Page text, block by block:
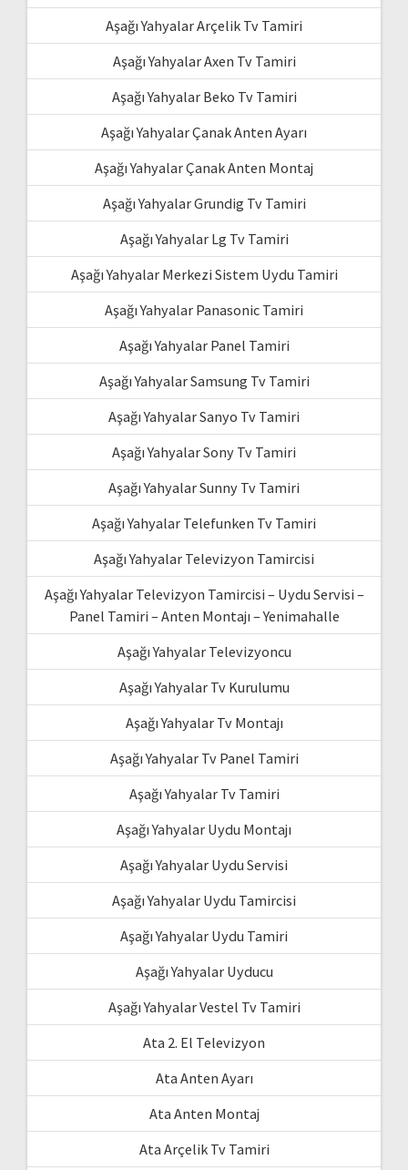
Aşağı Yahyalar Arçelik Tv Tamiri
Aşağı Yahyalar Axen Tv Tamiri
Aşağı Yahyalar Beko Tv Tamiri
Aşağı Yahyalar Çanak Anten Ayarı
Aşağı Yahyalar Çanak Anten Montaj
Aşağı Yahyalar Grundig Tv Tamiri
Aşağı Yahyalar Lg Tv Tamiri
Aşağı Yahyalar Merkezi Sistem Uydu Tamiri
Aşağı Yahyalar Panasonic Tamiri
Aşağı Yahyalar Panel Tamiri
Aşağı Yahyalar Samsung Tv Tamiri
Aşağı Yahyalar Sanyo Tv Tamiri
Aşağı Yahyalar Sony Tv Tamiri
Aşağı Yahyalar Sunny Tv Tamiri
Aşağı Yahyalar Telefunken Tv Tamiri
Aşağı Yahyalar Televizyon Tamircisi
Aşağı Yahyalar Televizyon Tamircisi – Uydu Servisi –
Panel Tamiri – Anten Montajı – Yenimahalle
Aşağı Yahyalar Televizyoncu
Aşağı Yahyalar Tv Kurulumu
Aşağı Yahyalar Tv Montajı
Aşağı Yahyalar Tv Panel Tamiri
Aşağı Yahyalar Tv Tamiri
Aşağı Yahyalar Uydu Montajı
Aşağı Yahyalar Uydu Servisi
Aşağı Yahyalar Uydu Tamircisi
Aşağı Yahyalar Uydu Tamiri
Aşağı Yahyalar Uyducu
Aşağı Yahyalar Vestel Tv Tamiri
Ata 2. El Televizyon
Ata Anten Ayarı
Ata Anten Montaj
Ata Arçelik Tv Tamiri